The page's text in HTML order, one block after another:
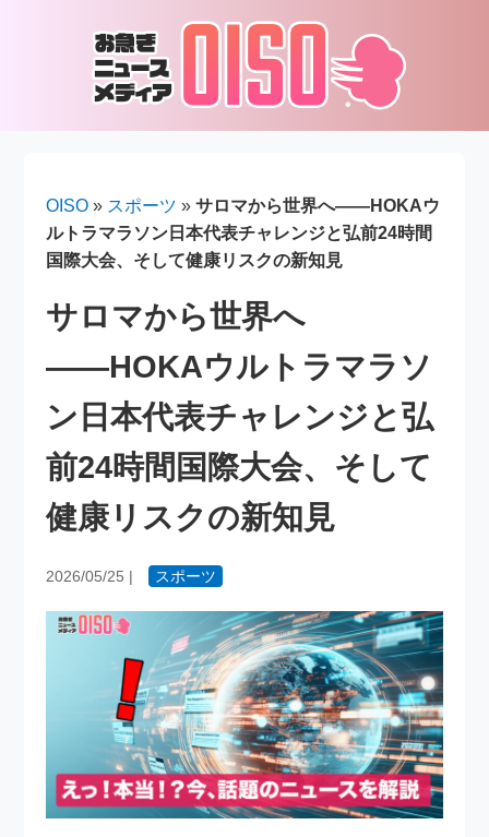
OISO » スポーツ »サロマから世界へ――HOKAウ
ルトラマラソン日本代表チャレンジと弘前24時間
国際大会、そして健康リスクの新知見
サロマから世界へ
――HOKAウルトラマラソ
ン日本代表チャレンジと弘
前24時間国際大会、そして
健康リスクの新知見
2026/05/25 | スポーツ